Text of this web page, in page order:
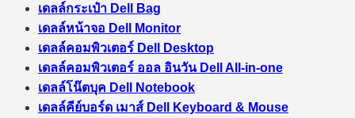
เดลล์กระเป๋า Dell Bag
เดลล์หน้าจอ Dell Monitor
เดลล์คอมพิวเตอร์ Dell Desktop
เดลล์คอมพิวเตอร์ ออล อินวัน Dell All-in-one
เดลล์โน๊ตบุค Dell Notebook
เดลล์คีย์บอร์ด เมาส์ Dell Keyboard & Mouse